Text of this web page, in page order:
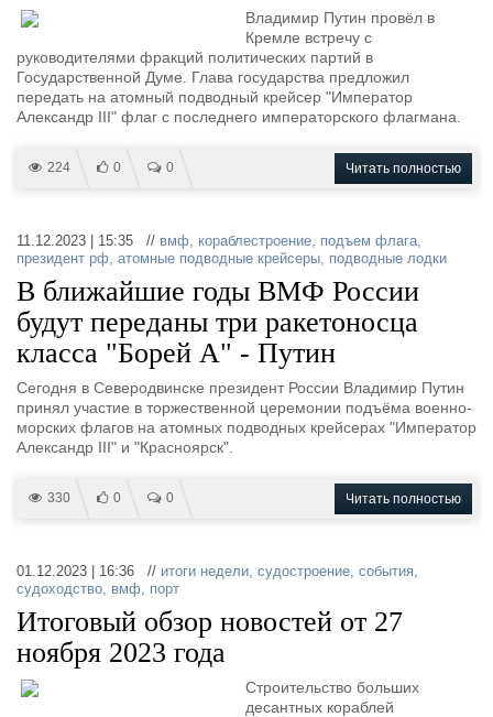
Владимир Путин провёл в
Кремле встречу с
руководителями фракций политических партий в
Государственной Думе. Глава государства предложил
передать на атомный подводный крейсер "Император
Александр III" флаг с последнего императорского флагмана.
224 0 0 Читать полностью
11.12.2023 | 15:35 // вмф, кораблестроение, подъем флага,
президент рф, атомные подводные крейсеры, подводные лодки
В ближайшие годы ВМФ России
будут переданы три ракетоносца
класса "Борей А" - Путин
Сегодня в Северодвинске президент России Владимир Путин
принял участие в торжественной церемонии подъёма военно-
морских флагов на атомных подводных крейсерах "Император
Александр III" и "Красноярск".
330 0 0 Читать полностью
01.12.2023 | 16:36 // итоги недели, судостроение, события,
судоходство, вмф, порт
Итоговый обзор новостей от 27
ноября 2023 года
Строительство больших
десантных кораблей